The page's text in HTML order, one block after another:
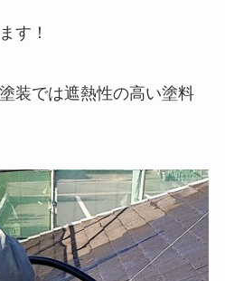
す！
装では遮熱性の高い塗料